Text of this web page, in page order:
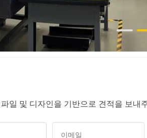
일 및 디자인을 기반으로 견적을 보내